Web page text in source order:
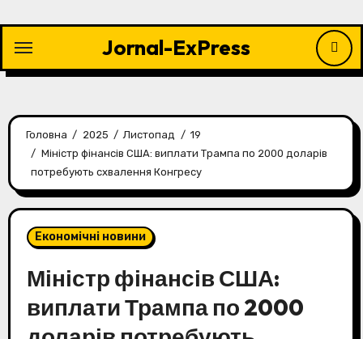
контенту
Jornal-ExPress
Головна 2025 Листопад
19
Міністр фінансів США: виплати Трампа по 2000 доларів
потребують схвалення Конгресу
Економічні новини
Міністр фінансів США:
виплати Трампа по 2000